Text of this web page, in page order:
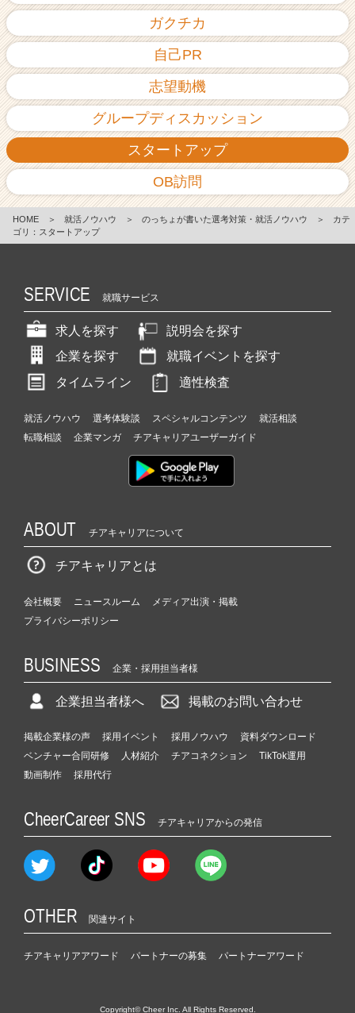
ガクチカ
自己PR
志望動機
グループディスカッション
スタートアップ
OB訪問
HOME ＞ 就活ノウハウ ＞ のっちょが書いた選考対策・就活ノウハウ ＞
カテ
ゴリ：スタートアップ
SERVICE 就職サービス
求人を探す
説明会を探す
企業を探す
就職イベントを探す
タイムライン
適性検査
就活ノウハウ 選考体験談 スペシャルコンテンツ
就活相談
転職相談
企業マンガ チアキャリアユーザーガイド
ABOUT チアキャリアについて
チアキャリアとは
会社概要 ニュースルーム
メディア出演・掲載
プライバシーポリシー
BUSINESS 企業・採用担当者様
企業担当者様へ 掲載のお問い合わせ
掲載企業様の声 採用イベント 採用ノウハウ
資料ダウンロード
ベンチャー合同研修
人材紹介 チアコネクション
TikTok運用
動画制作
採用代行
CheerCareer SNS チアキャリアからの発信
OTHER 関連サイト
チアキャリアアワード パートナーの募集 パートナーアワード
Copyright© Cheer Inc. All Rights Reserved.